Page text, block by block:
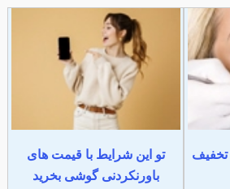
قسطی و 25% تخفیف
تو این شرایط با قیمت های
باورنکردنی گوشی بخرید